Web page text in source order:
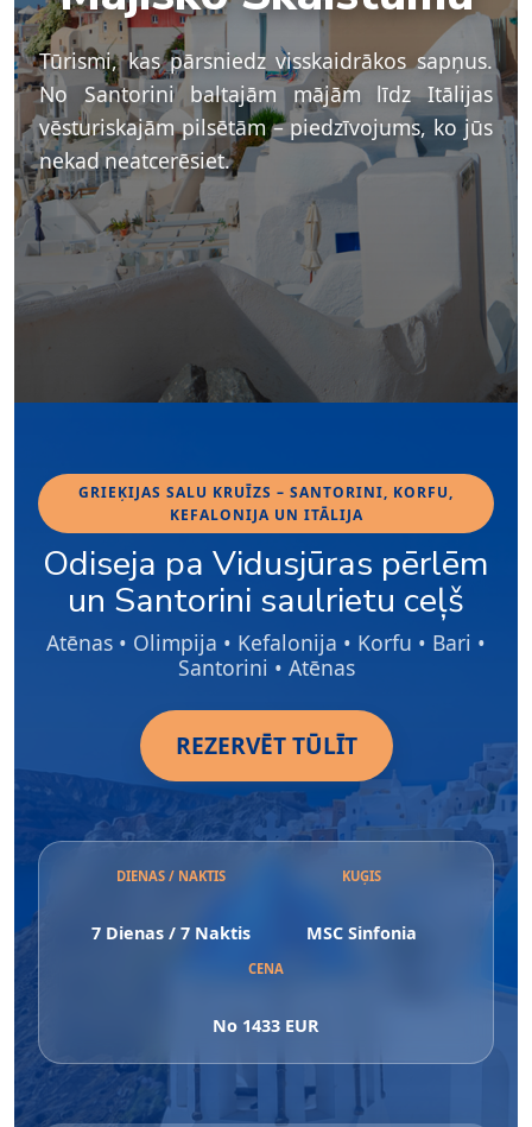
Tūrismi, kas pārsniedz visskaidrākos sapņus.
No Santorini baltajām mājām līdz Itālijas
vēsturiskajām pilsētām – piedzīvojums, ko jūs
nekad neatcerēsiet.
GRIEĶIJAS SALU KRUĪZS – SANTORINI, KORFU,
KEFALONIJA UN ITĀLIJA
Odiseja pa Vidusjūras pērlēm
un Santorini saulrietu ceļš
Atēnas • Olimpija • Kefalonija • Korfu • Bari •
Santorini • Atēnas
REZERVĒT TŪLĪT
DIENAS / NAKTIS
7 Dienas / 7 Naktis
KUĢIS
MSC Sinfonia
CENA
No 1433 EUR